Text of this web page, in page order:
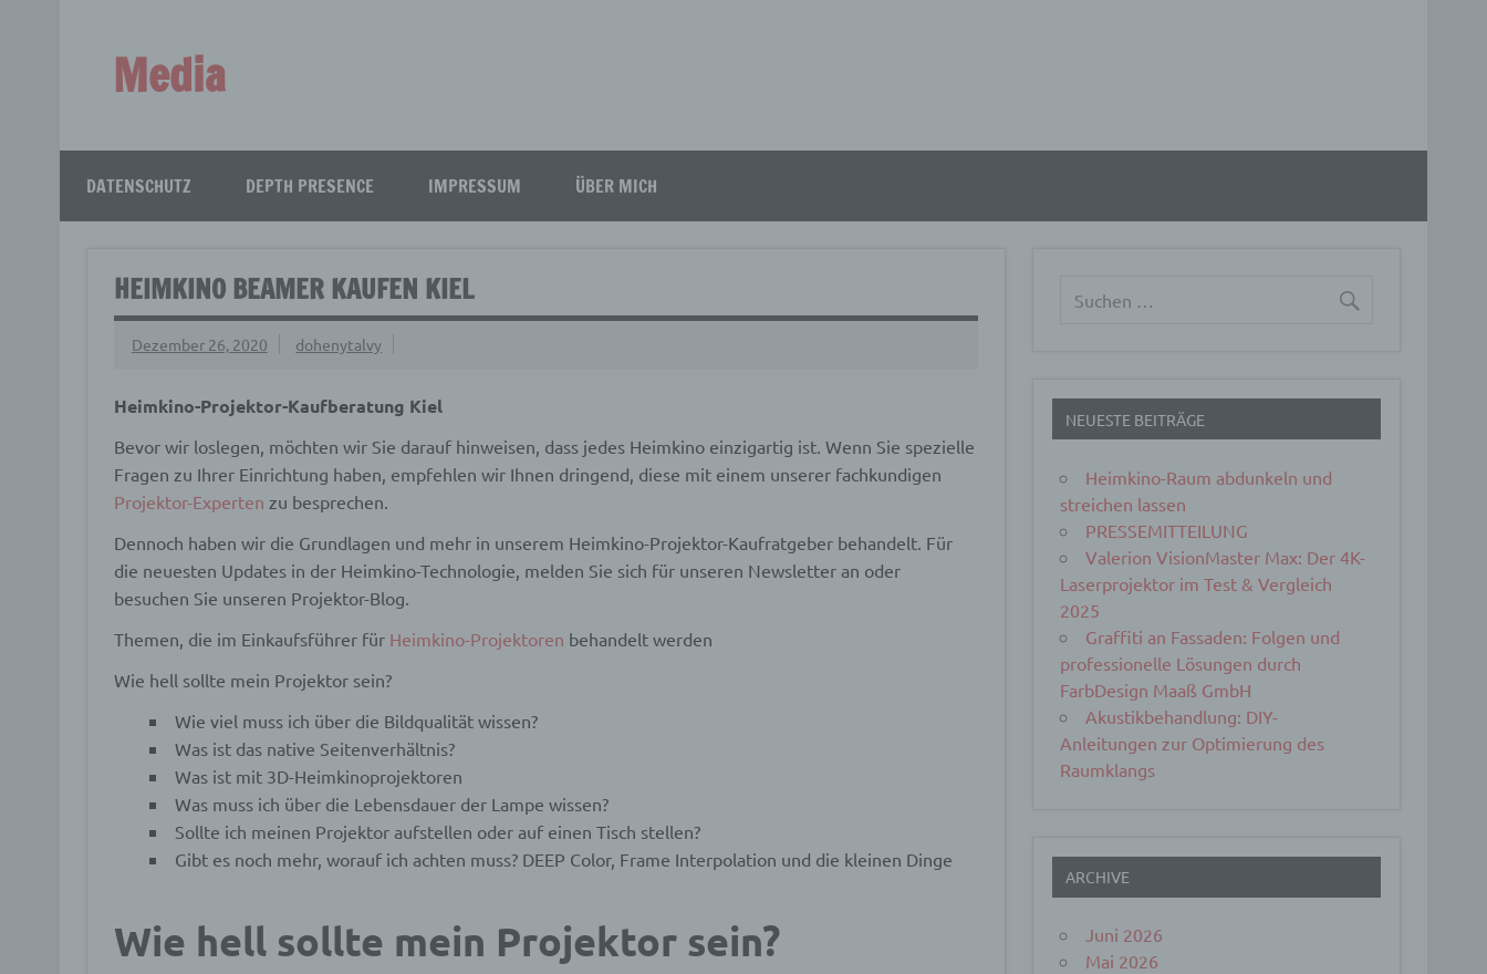
Media
DATENSCHUTZ DEPTH PRESENCE IMPRESSUM ÜBER MICH
HEIMKINO BEAMER KAUFEN KIEL
Dezember 26, 2020 dohenytalvy
Heimkino-Projektor-Kaufberatung Kiel
Bevor wir loslegen, möchten wir Sie darauf hinweisen, dass jedes Heimkino einzigartig ist. Wenn Sie spezielle
Fragen zu Ihrer Einrichtung haben, empfehlen wir Ihnen dringend, diese mit einem unserer fachkundigen
Projektor-Experten zu besprechen.
Dennoch haben wir die Grundlagen und mehr in unserem Heimkino-Projektor-Kaufratgeber behandelt. Für
die neuesten Updates in der Heimkino-Technologie, melden Sie sich für unseren Newsletter an oder
besuchen Sie unseren Projektor-Blog.
Themen, die im Einkaufsführer für Heimkino-Projektoren behandelt werden
Wie hell sollte mein Projektor sein?
Wie viel muss ich über die Bildqualität wissen?
Was ist das native Seitenverhältnis?
Was ist mit 3D-Heimkinoprojektoren
Was muss ich über die Lebensdauer der Lampe wissen?
Sollte ich meinen Projektor aufstellen oder auf einen Tisch stellen?
Gibt es noch mehr, worauf ich achten muss? DEEP Color, Frame Interpolation und die kleinen Dinge
Wie hell sollte mein Projektor sein?
NEUESTE BEITRÄGE
Heimkino-Raum abdunkeln und
streichen lassen
PRESSEMITTEILUNG
Valerion VisionMaster Max: Der 4K-
Laserprojektor im Test & Vergleich
2025
Graffiti an Fassaden: Folgen und
professionelle Lösungen durch
FarbDesign Maaß GmbH
Akustikbehandlung: DIY-
Anleitungen zur Optimierung des
Raumklangs
ARCHIVE
Juni 2026
Mai 2026